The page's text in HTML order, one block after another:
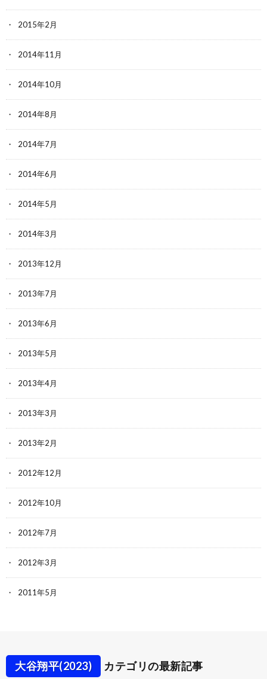
2015年2月
2014年11月
2014年10月
2014年8月
2014年7月
2014年6月
2014年5月
2014年3月
2013年12月
2013年7月
2013年6月
2013年5月
2013年4月
2013年3月
2013年2月
2012年12月
2012年10月
2012年7月
2012年3月
2011年5月
大谷翔平(2023) カテゴリの最新記事